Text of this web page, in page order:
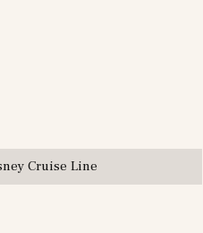
Cruise Line